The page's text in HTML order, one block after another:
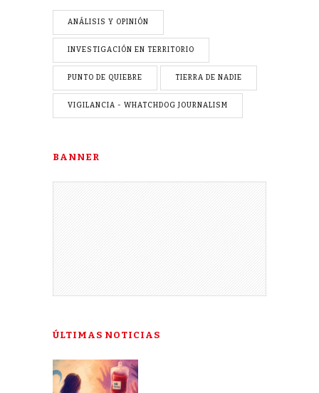
ANÁLISIS Y OPINIÓN
INVESTIGACIÓN EN TERRITORIO
PUNTO DE QUIEBRE TIERRA DE NADIE
VIGILANCIA - WHATCHDOG JOURNALISM
BANNER
ÚLTIMAS NOTICIAS